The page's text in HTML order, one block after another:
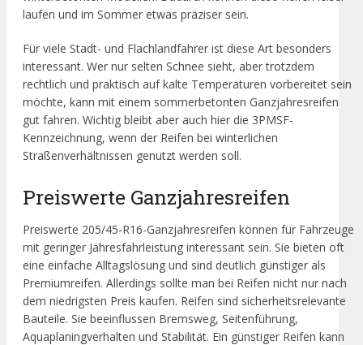
laufen und im Sommer etwas präziser sein.
Für viele Stadt- und Flachlandfahrer ist diese Art besonders
interessant. Wer nur selten Schnee sieht, aber trotzdem
rechtlich und praktisch auf kalte Temperaturen vorbereitet sein
möchte, kann mit einem sommerbetonten Ganzjahresreifen
gut fahren. Wichtig bleibt aber auch hier die 3PMSF-
Kennzeichnung, wenn der Reifen bei winterlichen
Straßenverhältnissen genutzt werden soll.
Preiswerte Ganzjahresreifen
Preiswerte 205/45-R16-Ganzjahresreifen können für Fahrzeuge
mit geringer Jahresfahrleistung interessant sein. Sie bieten oft
eine einfache Alltagslösung und sind deutlich günstiger als
Premiumreifen. Allerdings sollte man bei Reifen nicht nur nach
dem niedrigsten Preis kaufen. Reifen sind sicherheitsrelevante
Bauteile. Sie beeinflussen Bremsweg, Seitenführung,
Aquaplaningverhalten und Stabilität. Ein günstiger Reifen kann